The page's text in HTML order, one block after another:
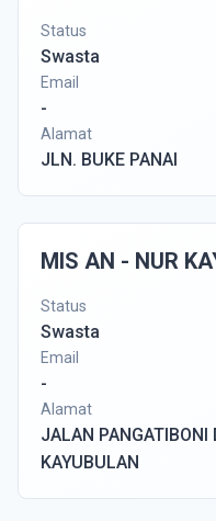
Status
Swasta
Email
-
Alamat
JLN. BUKE PANAI
MIS AN - NUR
Status
Swasta
Email
-
Alamat
JALAN PANGATIBONI
KAYUBULAN